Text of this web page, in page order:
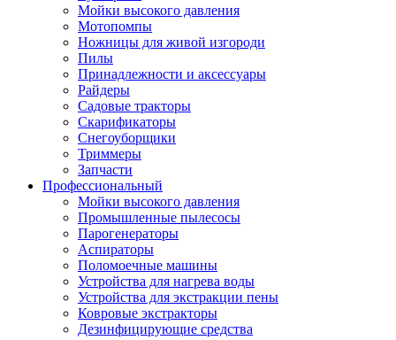
Мойки высокого давления
Мотопомпы
Ножницы для живой изгороди
Пилы
Принадлежности и аксессуары
Райдеры
Садовые тракторы
Скарификаторы
Снегоуборщики
Триммеры
Запчасти
Профессиональный
Мойки высокого давления
Промышленные пылесосы
Парогенераторы
Аспираторы
Поломоечные машины
Устройства для нагрева воды
Устройства для экстракции пены
Ковровые экстракторы
Дезинфицирующие средства